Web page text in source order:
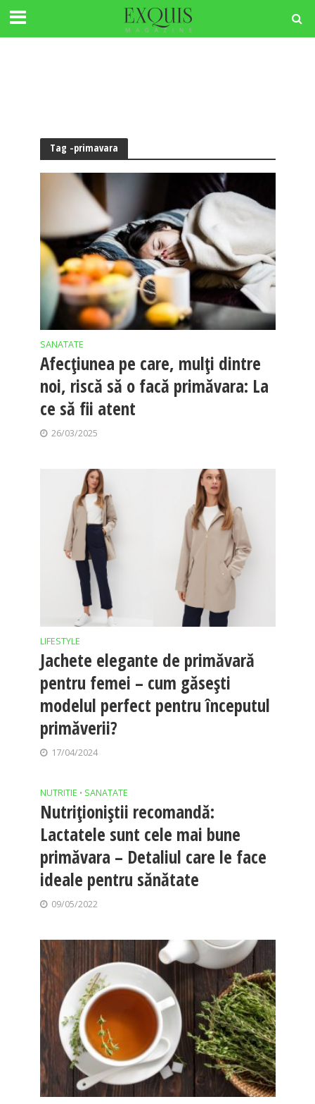
Tag -primavara
SANATATE
Afecțiunea pe care, mulți dintre
noi, riscă să o facă primăvara: La
ce să fii atent
26/03/2025
LIFESTYLE
Jachete elegante de primăvară
pentru femei – cum găsești
modelul perfect pentru începutul
primăverii?
17/04/2024
NUTRITIE • SANATATE
Nutriționiștii recomandă:
Lactatele sunt cele mai bune
primăvara – Detaliul care le face
ideale pentru sănătate
09/05/2022